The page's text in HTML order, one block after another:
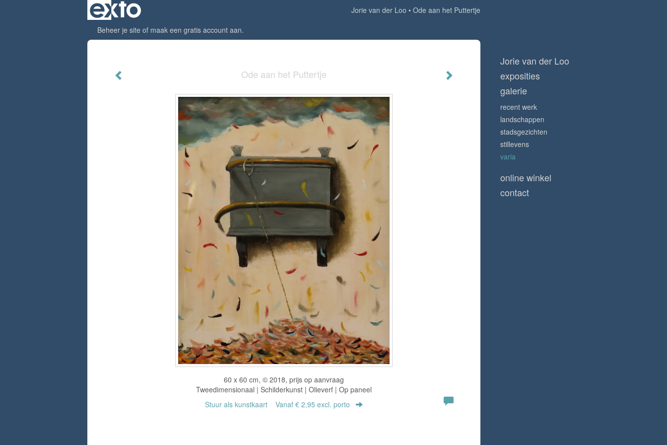
Jorie van der Loo
Ode aan het Puttertje
Beheer je site of maak een gratis account aan.
Ode aan het Puttertje
60 x 60 cm, © 2018, prijs op aanvraag
Tweedimensionaal | Schilderkunst | Olieverf | Op paneel
Stuur als kunstkaart Vanaf € 2,95 excl. porto
Jorie van der Loo
exposities
galerie
recent werk
landschappen
stadsgezichten
stillevens
varia
online winkel
contact